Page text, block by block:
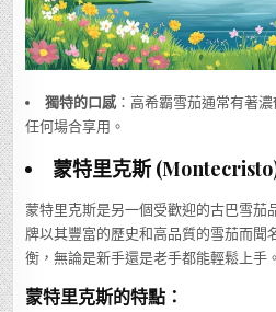
獨特的口感 ：高希霸雪茄通常有著
任何場合享用。
蒙特里克斯
蒙特里克斯是另一個受歡迎的古巴雪茄
牌以其豐富的歷史和高品質的雪茄而聞
衡，無論是新手還是老手都能輕鬆上手。
蒙特里克斯的特點：